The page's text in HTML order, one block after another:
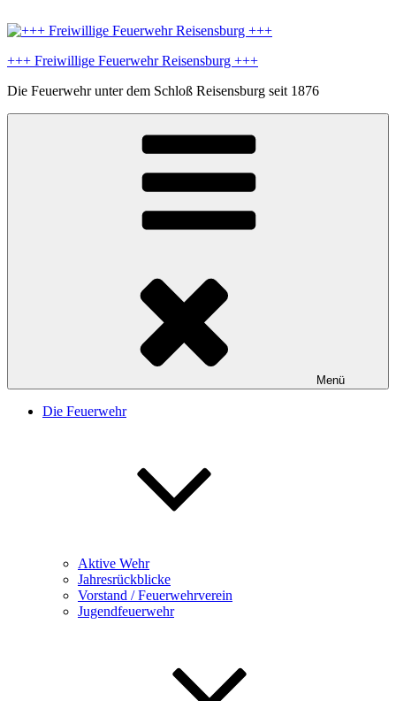
Inhalt
+++ Freiwillige Feuerwehr Reisensburg +++
Die Feuerwehr unter dem Schloß Reisensburg seit 1876
Menü
Die Feuerwehr
Aktive Wehr
Jahresrückblicke
Vorstand / Feuerwehrverein
Jugendfeuerwehr